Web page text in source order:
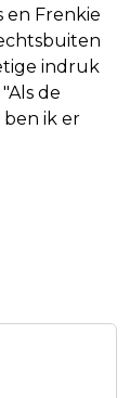
en Frenkie
indruk
de
ben ik er
OM